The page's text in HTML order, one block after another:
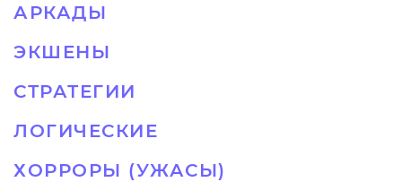
АРКАДЫ
ЭКШЕНЫ
СТРАТЕГИИ
ЛОГИЧЕСКИЕ
ХОРРОРЫ (УЖАСЫ)